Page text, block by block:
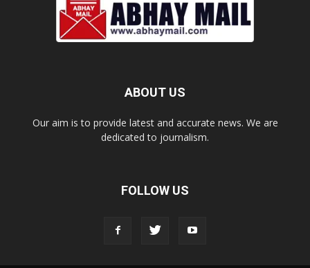
ABOUT US
Our aim is to provide latest and accurate news. We are
dedicated to journalism.
FOLLOW US